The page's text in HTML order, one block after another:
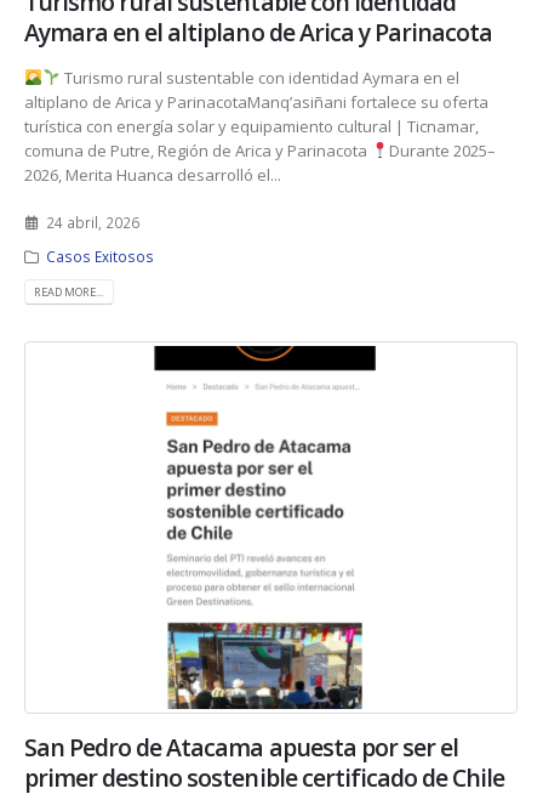
Aymara en el altiplano de Arica y Parinacota
Turismo rural sustentable con identidad Aymara en el
altiplano de Arica y ParinacotaManq’asiñani fortalece su oferta
turística con energía solar y equipamiento cultural | Ticnamar,
comuna de Putre, Región de Arica y Parinacota
Durante 2025–
2026, Merita Huanca desarrolló el...
24 abril, 2026
Casos Exitosos
READ MORE...
San Pedro de Atacama apuesta por ser el
primer destino sostenible certificado de Chile